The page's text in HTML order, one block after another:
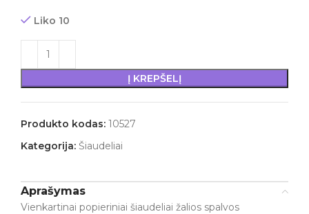
Liko 10
Į KREPŠELĮ
Produkto kodas: 10527
Kategorija: Šiaudeliai
Aprašymas
Vienkartinai popieriniai šiaudeliai žalios spalvos